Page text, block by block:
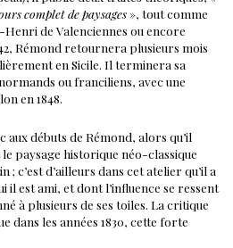
complet de paysages», tout comme
de Valenciennes ou encore
Rémond retournera plusieurs mois
en Sicile. Il terminera sa
ou franciliens, avec une
en 1848.
débuts de Rémond, alors qu’il
paysage historique néo-classique
c’est d’ailleurs dans cet atelier qu’il a
est ami, et dont l’influence se ressent
à plusieurs de ses toiles. La critique
dans les années 1830, cette forte